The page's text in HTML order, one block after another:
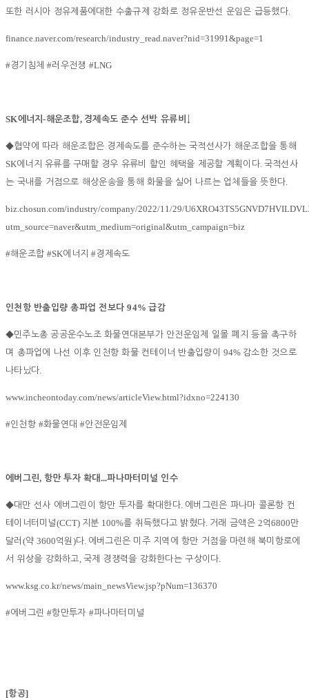
또한 러시아 정유제품에대한 수출규제 강화로 정유운반선 운임은 급등했다.
finance.naver.com/research/industry_read.naver?nid=31991&page=1
#경기침체#러우전쟁 #LNG
SK에너지-해운조합, 경제속도 준수 선박 유류비
◆협약에 따라 해운조합은 경제속도를 준수하는 국적선사가 해운조합을 통해
SK에너지 유류를 구매할 경우 유류비 할인 혜택을 제공할 계획이다. 국적선사
는 국내를 거점으로 해상운송을 통해 화물을 실어 나르는 업체들을 뜻한다.
biz.chosun.com/industry/company/2022/11/29/
utm_source=naver&utm_medium=original&utm_campaign=biz
#해운조합#SK에너지#경제속도
인천항 반출입량 총파업 전보다94%급감
◆민주노총 공공운수노조 화물연대본부가 안전운임제 일몰 폐지 등을 촉구하
며 총파업에 나선 이후 인천항 화물 컨테이너 반출입량이94% 감소한 것으로
나타났다.
www.incheontoday.com/news/articleView.html?idxno=224130
#인천항#화물연대#안전운임제
에버그린, 항만 투자 확대...파나마터미널 인수
◆대만 선사 에버그린이 항만 투자를 확대한다. 에버그린은 파나마 콜론항 컨
테이너터미널(CCT) 지분 100%를 취득했다고 밝혔다. 거래 금액은2억6800만
달러 (약3600억원 )다. 에버그린은 미주 지역에 항만 거점을 마련해 북미항로에
서 위상을 강화하고, 국제 경쟁력을 강화한다는 구상이다.
www.ksg.co.kr/news/main_newsView.jsp?pNum=136370
#에버그린#항만투자 #파나마터미널
[항공]